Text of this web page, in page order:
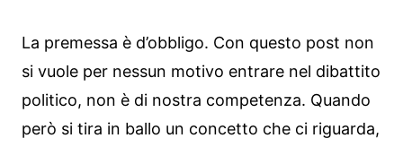
La premessa è d’obbligo. Con questo post non
si vuole per nessun motivo entrare nel dibattito
politico, non è di nostra competenza. Quando
però si tira in ballo un concetto che ci riguarda,